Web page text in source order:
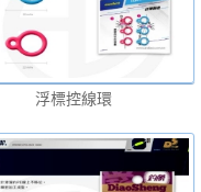
浮標控線環